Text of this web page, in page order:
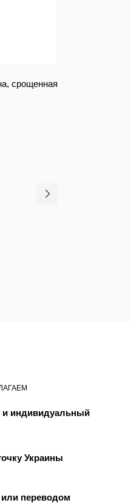
срощенная
индивидуальный
Украины
переводом